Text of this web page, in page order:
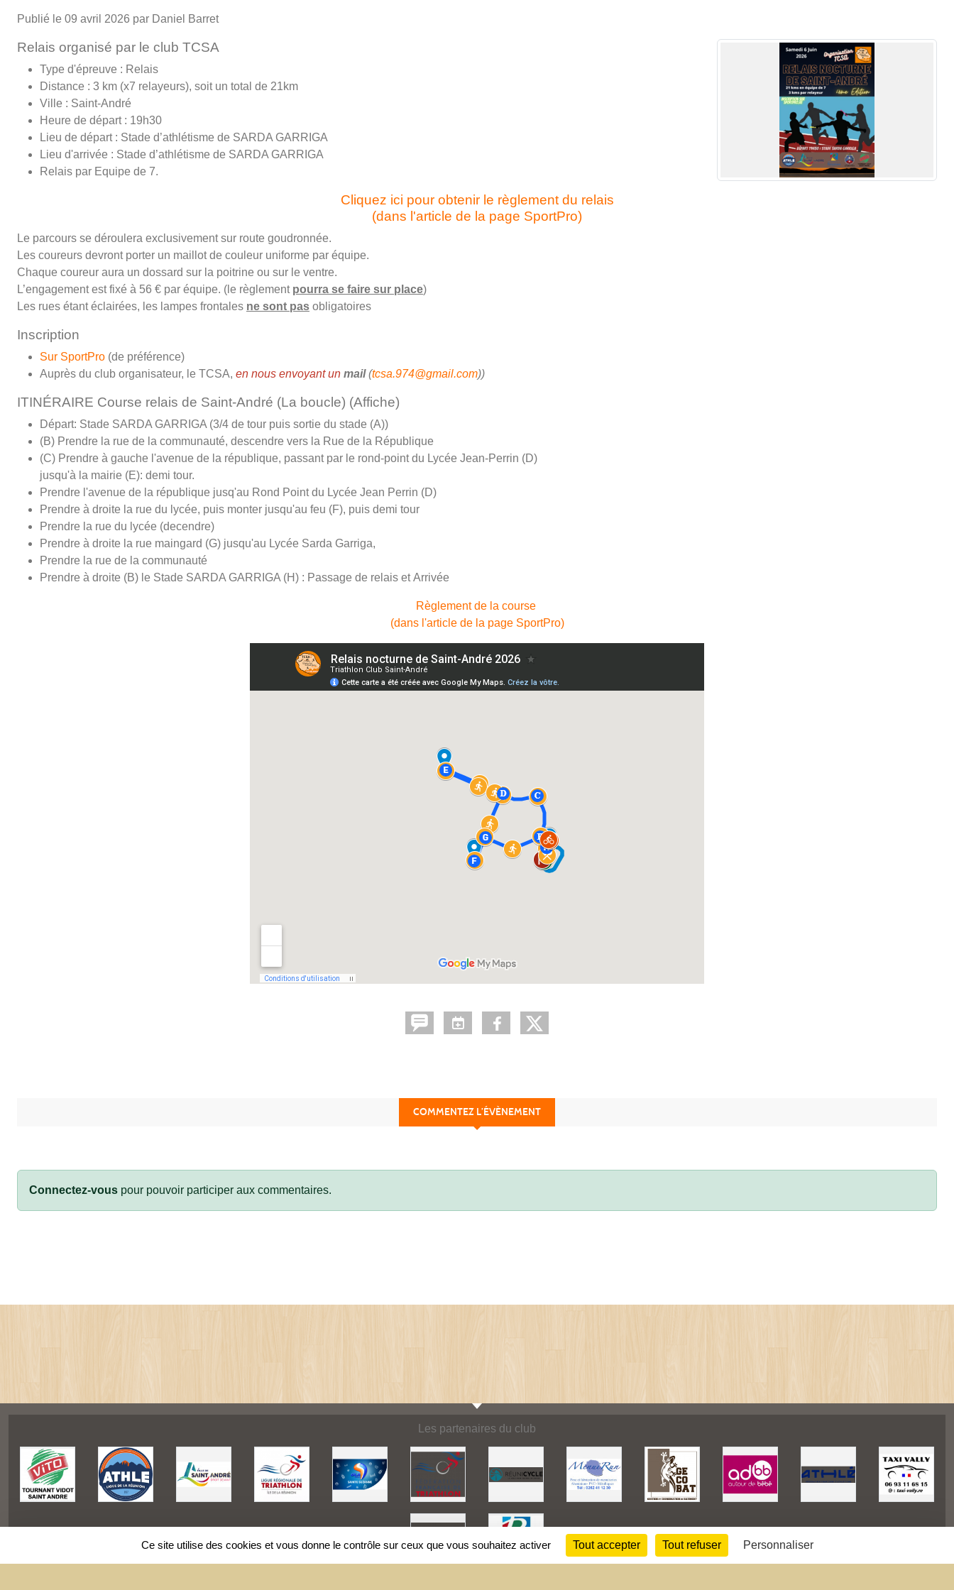
Publié le 09 avril 2026 par Daniel Barret
Relais organisé par le club TCSA
Type d'épreuve : Relais
Distance : 3 km (x7 relayeurs), soit un total de 21km
Ville : Saint-André
Heure de départ : 19h30
Lieu de départ : Stade d’athlétisme de SARDA GARRIGA
Lieu d'arrivée : Stade d’athlétisme de SARDA GARRIGA
Relais par Equipe de 7.
Cliquez ici pour obtenir le règlement du relais
(dans l'article de la page SportPro)
Le parcours se déroulera exclusivement sur route goudronnée.
Les coureurs devront porter un maillot de couleur uniforme par équipe.
Chaque coureur aura un dossard sur la poitrine ou sur le ventre.
L’engagement est fixé à 56 € par équipe. (le règlement pourra se faire sur place)
Les rues étant éclairées, les lampes frontales ne sont pas obligatoires
Inscription
Sur SportPro (de préférence)
Auprès du club organisateur, le TCSA, en nous envoyant un mail(tcsa.974@gmail.com))
ITINÉRAIRE Course relais de Saint-André (La boucle) (Affiche)
Départ: Stade SARDA GARRIGA (3/4 de tour puis sortie du stade (A))
(B) Prendre la rue de la communauté, descendre vers la Rue de la République
(C) Prendre à gauche l'avenue de la république, passant par le rond-point du Lycée Jean-Perrin (D)
jusqu'à la mairie (E): demi tour.
Prendre l'avenue de la république jusq'au Rond Point du Lycée Jean Perrin (D)
Prendre à droite la rue du lycée, puis monter jusqu'au feu (F), puis demi tour
Prendre la rue du lycée (decendre)
Prendre à droite la rue maingard (G) jusqu'au Lycée Sarda Garriga,
Prendre la rue de la communauté
Prendre à droite (B) le Stade SARDA GARRIGA (H) : Passage de relais et Arrivée
Règlement de la course
(dans l'article de la page SportPro)
COMMENTEZ L’ÉVÈNEMENT
Connectez-vous pour pouvoir participer aux commentaires.
Les partenaires du club
Ce site utilise des cookies et vous donne le contrôle sur ceux que vous souhaitez activer Tout accepter Tout refuser Personnaliser